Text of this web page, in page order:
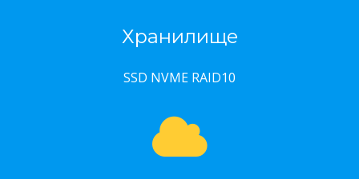
Хранилище
SSD NVME RAID10